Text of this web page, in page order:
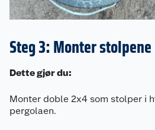
Steg 3: Monter stolpene
Dette gjør du:
Monter doble 2x4 som stolper i
pergolaen.